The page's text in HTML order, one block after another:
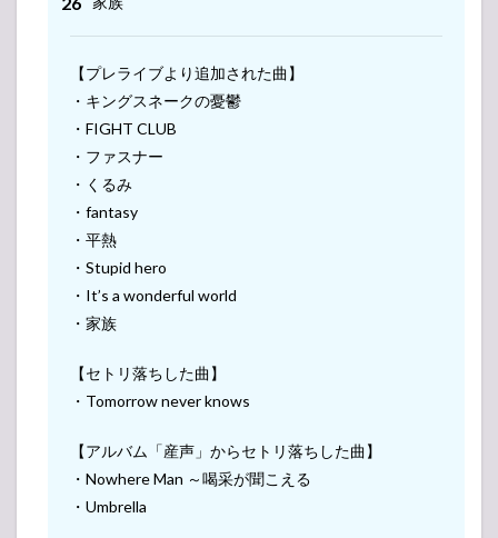
ト 2021 セット
5.1
B’z
presents
UNITE
5.2
ap
bank fes
’21
online in
KURKKU
ブ・コンサー
ト 2019 セット
6.1
Mr.Children
FATHER&MOTHER
Special Live
【プレライブより追加された曲】
・キングスネークの憂鬱
・FIGHT CLUB
・ファスナー
・くるみ
・fantasy
・平熱
・Stupid hero
・It’s a wonderful world
・家族
【セトリ落ちした曲】
・Tomorrow never knows
【アルバム「産声」からセトリ落ちした曲】
・Nowhere Man ～喝采が聞こえる
・Umbrella